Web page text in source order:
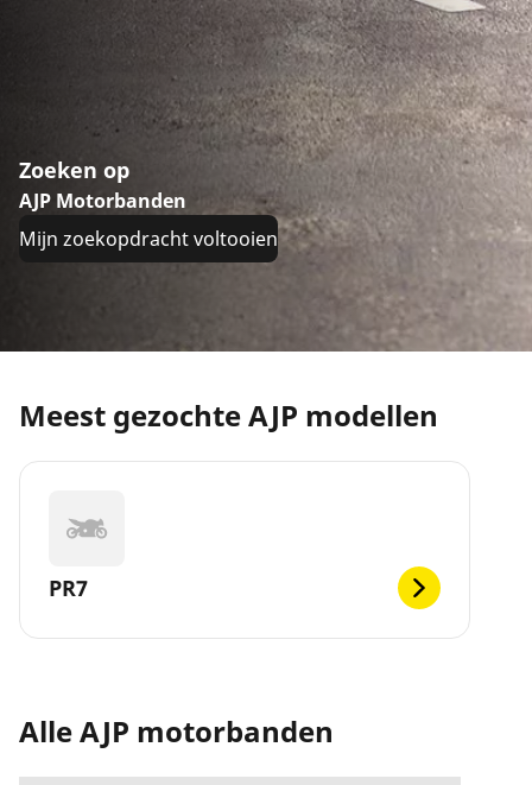
Zoeken op
AJP Motorbanden
Mijn zoekopdracht voltooien
Meest gezochte AJP modellen
PR7
Alle AJP motorbanden